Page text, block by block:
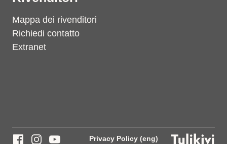
Mappa dei rivenditori
Richiedi contatto
Extranet
Privacy Policy (eng)